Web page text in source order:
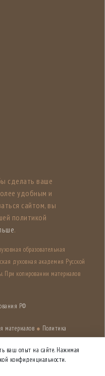
сделать ваше
удобным и
сайтом, вы
политикой
.
образовательная
духовная академия Русской
При копировании материалов
РФ
материалов ● Политика
ВШЭ
ваш опыт на сайте. Нажимая
конфиденциальности.